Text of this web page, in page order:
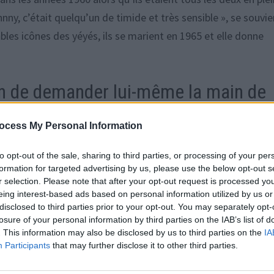
My Personal Information
opt-out of the sale, sharing to third parties, or processing of your
for targeted advertising by us, please use the below opt-out
selection. Please note that after your opt-out request is processed
interest-based ads based on personal information utilized by us
to third parties prior to your opt-out. You may separately
of your personal information by third parties on the IAB’s list of
This information may also be disclosed by us to third parties on the
Participants that may further disclose it to other third parties.
c’était quelqu’un de timide et très sensible », se
icônes des yéyés, ils se marient en 1965 et elle donne
de demander lui-même la main de
francophones, la réalité n’est pas toujours aussi
exemple, Johnny Hallyday a fait les choses de manière
! », révèle l’octogénaire.
son secrétaire, Jean-Pierre Pierre-Bloch, pour
étonnée car nous nous aimions très fort. Entre nous,
mariage, fait de hauts et de bas, s’est soldé par un